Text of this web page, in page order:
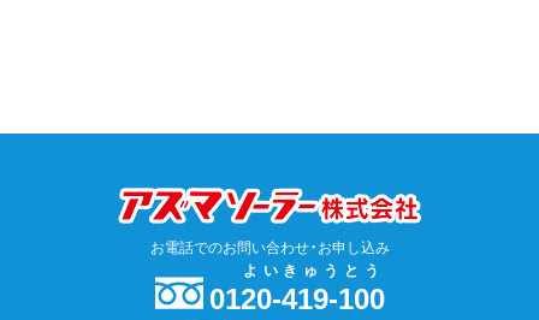
お電話でのお問い合わせ・お申し込み
0120-419-100
よいきゅうとう